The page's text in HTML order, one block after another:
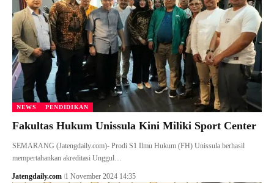
NEWS PENDIDIKAN
Fakultas Hukum Unissula Kini Miliki Sport Center
SEMARANG (Jatengdaily.com)- Prodi S1 Ilmu Hukum (FH) Unissula berhasil
mempertahankan akreditasi Unggul…
Jatengdaily.com 1 November 2024 14:35